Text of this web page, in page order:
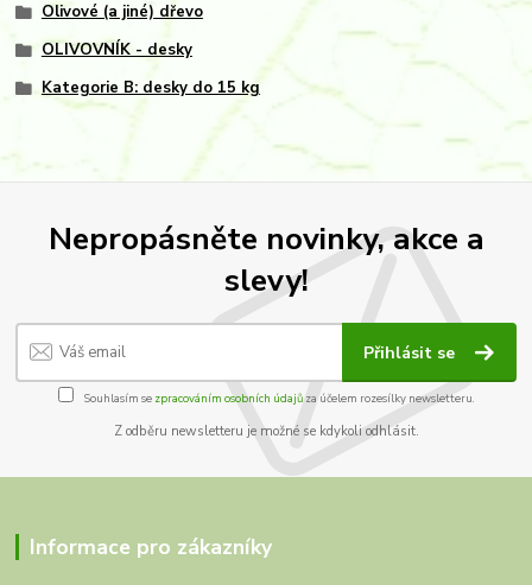
Olivové (a jiné) dřevo
OLIVOVNÍK - desky
Kategorie B: desky do 15 kg
Nepropásněte novinky, akce a
slevy!
Přihlásit se
Souhlasím se zpracováním osobních údajůza účelem rozesílky newsletteru.
Z odběru newsletteru je možné se kdykoli odhlásit.
Informace pro zákazníky